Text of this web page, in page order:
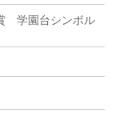
学園台シンボル